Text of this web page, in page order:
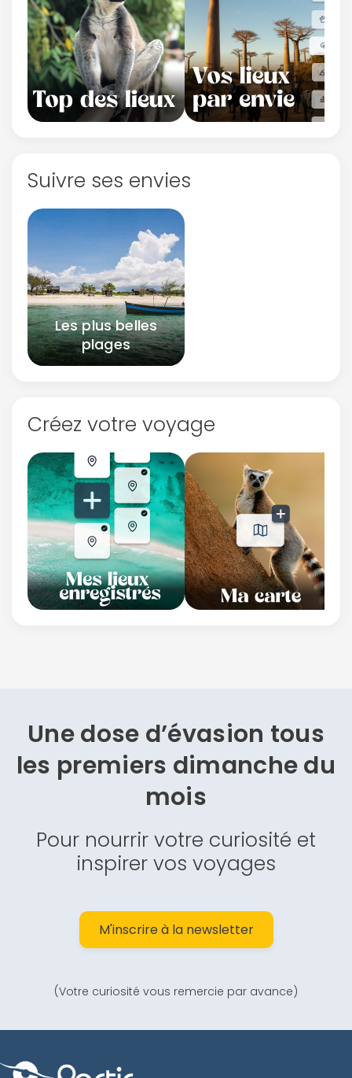
Suivre ses envies
Les plus belles
plages
Créez votre voyage
Une dose d’évasion tous
les premiers dimanche du
mois
Pour nourrir votre curiosité et
inspirer vos voyages
M'inscrire à la newsletter
(Votre curiosité vous remercie par avance)